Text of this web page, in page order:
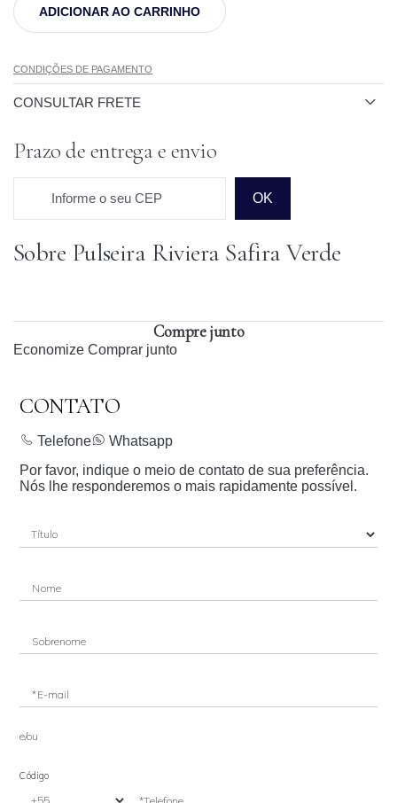
ADICIONAR AO CARRINHO
CONDIÇÕES DE PAGAMENTO
CONSULTAR FRETE
Prazo de entrega e envio
Informe o seu CEP OK
Prazo para o CEP
Sobre Pulseira Riviera Safira Verde
Compre junto
Economize Comprar junto
CONTATO
Telefone
Whatsapp
Por favor, indique o meio de contato de sua preferência.
Nós lhe responderemos o mais rapidamente possível.
Nome
Sobrenome
*E-mail
e/ou
Código